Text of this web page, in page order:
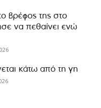
βρέφος της στο
να πεθαίνει ενώ
κάτω από τη γη